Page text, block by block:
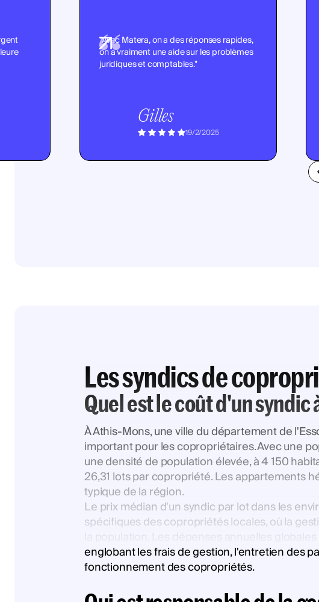
"Avec Matera, on a des réponses rapides,
on a vraiment une aide sur les problèmes
juridiques et comptables."
Gilles
19/2/2025
Les syndics de
Quel est le coût d'un syndic
À Athis-Mons, une ville du département de
important pour les copropriétaires. Avec une
une densité de population élevée, à 4 150
26,31 lots par copropriété. Les appartements
typique de la région.
Le prix médian d'un syndic par lot dans les
spécifiques des copropriétés locales, où la
englobant les frais de gestion, l'entretien des
fonctionnement des copropriétés.